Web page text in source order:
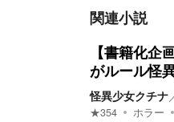
関連小説
【書籍化企
がルール怪
怪異少女クチナ
★354 ホラー